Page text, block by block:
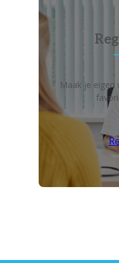
Maak je eigen